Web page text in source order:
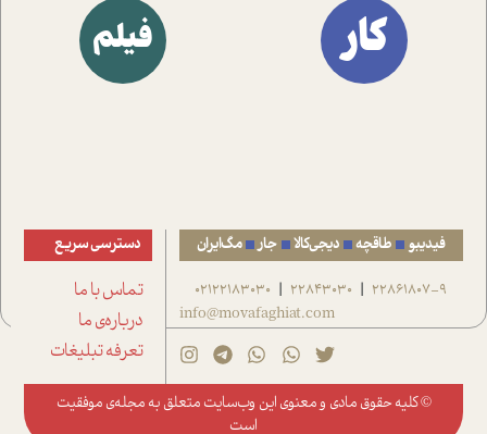
کار فیلم
فیدیبو طاقچه دیجی‌کالا جار مگ‌ایران
22861807-9
|
22843030
|
02122183030
info@movafaghiat.com
دسترسی سریع
تماس با ما
درباره‌ی ما
تعرفه تبلیغات
© کلیه حقوق مادی و معنوی این وب‌سایت متعلق به مجله‌ی موفقیت
است